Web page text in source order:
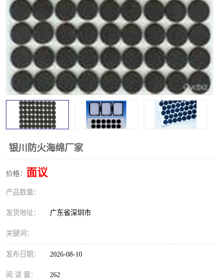
银川防火海绵厂家
价格： 面议
产品数量：
发货地址： 广东省深圳市
关键词：
发布日期： 2026-08-10
阅 读 量： 262
佛橡胶泡棉